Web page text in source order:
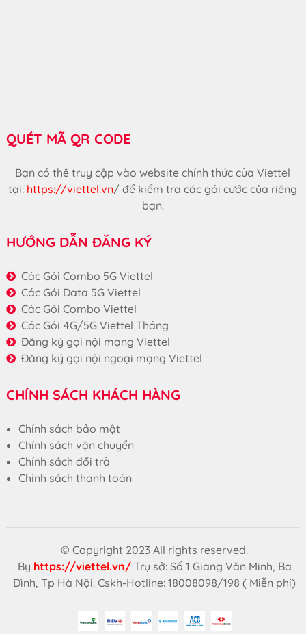
QUÉT MÃ QR CODE
Bạn có thể truy cập vào website chính thức của Viettel
tại: https://viettel.vn/ để kiểm tra các gói cước của riêng
bạn.
HƯỚNG DẪN ĐĂNG KÝ
Các Gói Combo 5G Viettel
Các Gói Data 5G Viettel
Các Gói Combo Viettel
Các Gói 4G/5G Viettel Tháng
Đăng ký gọi nội mạng Viettel
Đăng ký gọi nội ngoại mạng Viettel
CHÍNH SÁCH KHÁCH HÀNG
Chính sách bảo mật
Chính sách vận chuyển
Chính sách đổi trả
Chính sách thanh toán
© Copyright 2023 All rights reserved.
By https://viettel.vn/ Trụ sở: Số 1 Giang Văn Minh, Ba
Đình, Tp Hà Nội. Cskh-Hotline: 18008098/198 ( Miễn phí)